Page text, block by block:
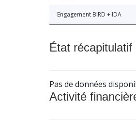
Engagement BIRD + IDA
État
Pas de données
Activité